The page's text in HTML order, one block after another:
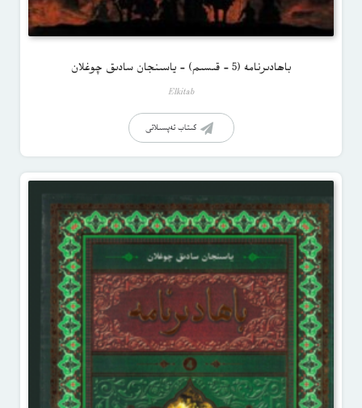
باھادىرنامە (5 – قىسىم) – ياسىنجان سادىق چوغلان
Elkitab
كىتاب تەپسىلاتى